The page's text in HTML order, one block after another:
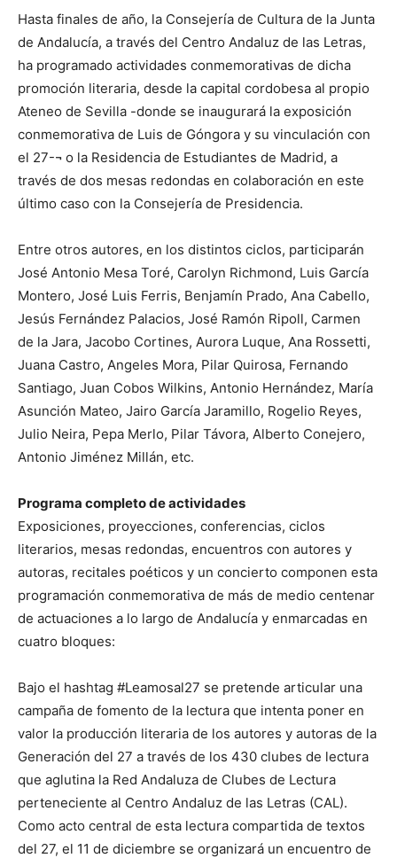
Hasta finales de año, la Consejería de Cultura de la Junta
de Andalucía, a través del Centro Andaluz de las Letras,
ha programado actividades conmemorativas de dicha
promoción literaria, desde la capital cordobesa al propio
Ateneo de Sevilla -donde se inaugurará la exposición
conmemorativa de Luis de Góngora y su vinculación con
el 27-¬ o la Residencia de Estudiantes de Madrid, a
través de dos mesas redondas en colaboración en este
último caso con la Consejería de Presidencia.
Entre otros autores, en los distintos ciclos, participarán
José Antonio Mesa Toré, Carolyn Richmond, Luis García
Montero, José Luis Ferris, Benjamín Prado, Ana Cabello,
Jesús Fernández Palacios, José Ramón Ripoll, Carmen
de la Jara, Jacobo Cortines, Aurora Luque, Ana Rossetti,
Juana Castro, Angeles Mora, Pilar Quirosa, Fernando
Santiago, Juan Cobos Wilkins, Antonio Hernández, María
Asunción Mateo, Jairo García Jaramillo, Rogelio Reyes,
Julio Neira, Pepa Merlo, Pilar Távora, Alberto Conejero,
Antonio Jiménez Millán, etc.
Programa completo de actividades
Exposiciones, proyecciones, conferencias, ciclos
literarios, mesas redondas, encuentros con autores y
autoras, recitales poéticos y un concierto componen esta
programación conmemorativa de más de medio centenar
de actuaciones a lo largo de Andalucía y enmarcadas en
cuatro bloques:
Bajo el hashtag #Leamosal27 se pretende articular una
campaña de fomento de la lectura que intenta poner en
valor la producción literaria de los autores y autoras de la
Generación del 27 a través de los 430 clubes de lectura
que aglutina la Red Andaluza de Clubes de Lectura
perteneciente al Centro Andaluz de las Letras (CAL).
Como acto central de esta lectura compartida de textos
del 27, el 11 de diciembre se organizará un encuentro de